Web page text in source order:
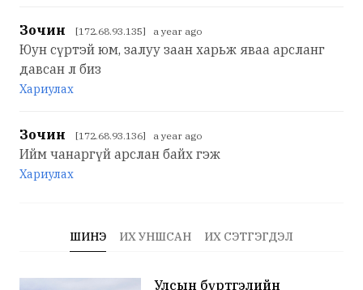
Зочин [172.68.93.135] a year ago
Юун сүртэй юм, залуу заан харьж яваа арсланг
давсан л биз
Хариулах
Зочин [172.68.93.136] a year ago
Ийм чанаргүй арслан байх гэж
Хариулах
ШИНЭ ИХ УНШСАН ИХ СЭТГЭГДЭЛ
Улсын бүртгэлийн